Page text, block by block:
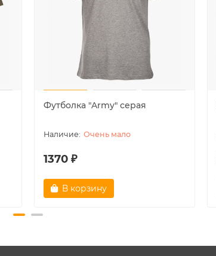
Футболка "Army" серая
Очень мало
1370 ₽
В корзину